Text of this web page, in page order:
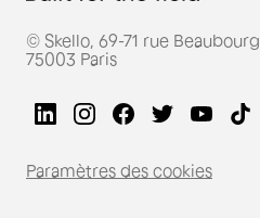
© Skello, 69-71 rue Beaubourg,
75003 Paris
Paramètres des cookies